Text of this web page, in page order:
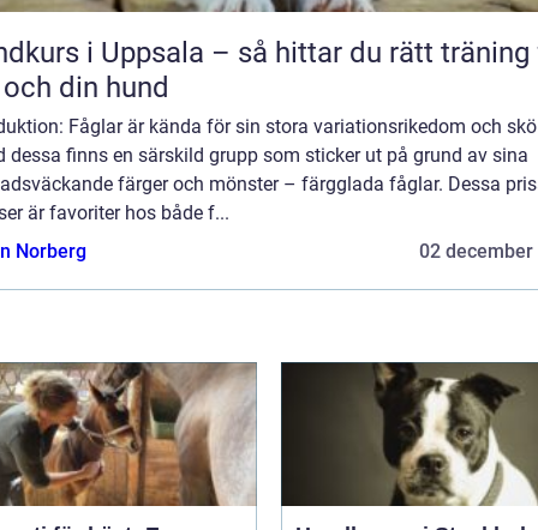
i Uppsala – så hittar du rätt träning
din hund
Fåglar är kända för sin stora variationsrikedom och
dessa finns en särskild grupp som sticker ut på grund av sina
färger och mönster – färgglada fåglar. Dessa
är favoriter hos både f...
Norberg
02 december